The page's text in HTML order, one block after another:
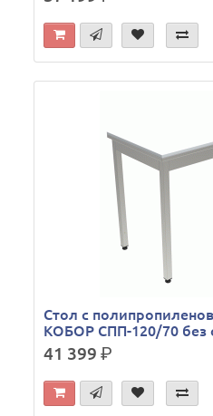
Стол с
КОБОР СПП-120/70 без
41 399р.